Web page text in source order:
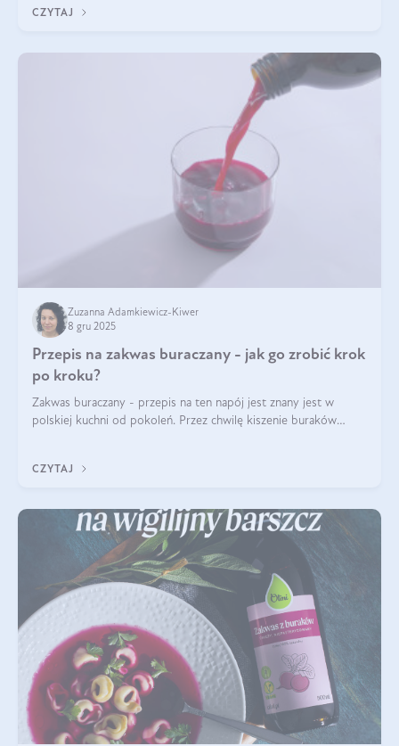
CZYTAJ
Zuzanna Adamkiewicz-Kiwer
8 gru 2025
Przepis na zakwas buraczany - jak go zrobić krok
po kroku?
Zakwas buraczany - przepis na ten napój jest znany jest w
polskiej kuchni od pokoleń. Przez chwilę kiszenie buraków
CZYTAJ